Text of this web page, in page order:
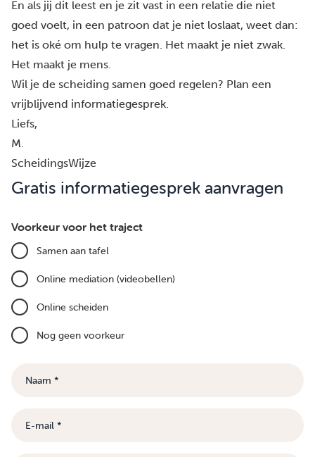
En als jij dit leest en je zit vast in een relatie die niet
goed voelt, in een patroon dat je niet loslaat, weet dan:
het is oké om hulp te vragen. Het maakt je niet zwak.
Het maakt je mens.
Wil je de scheiding samen goed regelen? Plan een
vrijblijvend informatiegesprek.
Liefs,
M.
ScheidingsWijze
Gratis informatiegesprek aanvragen
Voorkeur voor het traject
Samen aan tafel
Online mediation (videobellen)
Online scheiden
Nog geen voorkeur